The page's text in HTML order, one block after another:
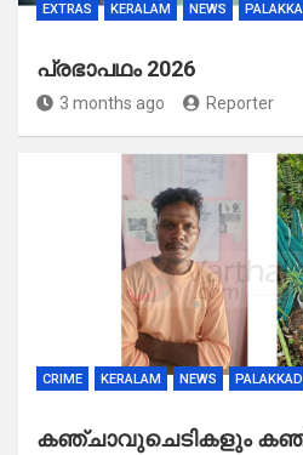
EXTRAS KERALAM NEWS
പ്രഭാപഥം 2026
3 months ago Reporter
CRIME KERALAM NEWS PALAKKAD
കഞ്ചാവുചെടികളും